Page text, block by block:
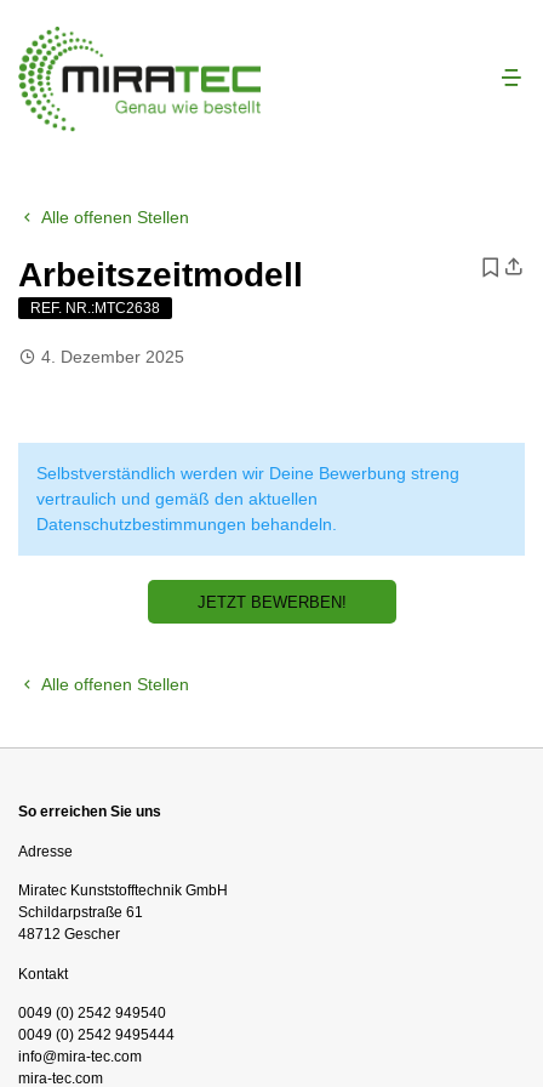
Alle offenen Stellen
Arbeitszeitmodell
REF. NR.:MTC2638
4. Dezember 2025
Selbstverständlich werden wir Deine Bewerbung streng
vertraulich und gemäß den aktuellen
Datenschutzbestimmungen behandeln.
JETZT BEWERBEN!
Alle offenen Stellen
So erreichen Sie uns
Adresse
Mi­ra­tec Kunst­stoff­tech­nik GmbH
Schildarpstraße 61
48712 Gescher
Kontakt
0049 (0) 2542 949540
0049 (0) 2542 9495444
info@mira-tec.com
mira-tec.com